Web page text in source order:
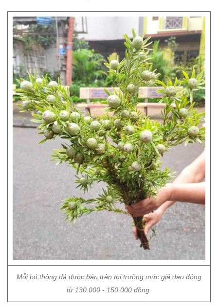
Mỗi bó thông đá được bán trên thị trường mức giá dao động
từ 130.000 - 150.000 đồng.